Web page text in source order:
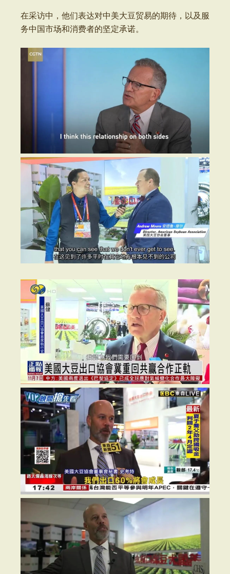
在采访中，他们表达对中美大豆贸易的期待，以及服
务中国市场和消费者的坚定承诺。